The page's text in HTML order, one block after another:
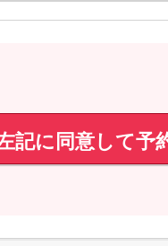
記に同意して予